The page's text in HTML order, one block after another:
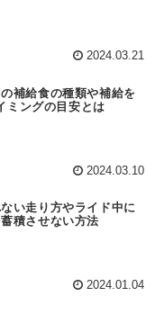
2024.03.21
補給食の種類や補給を
ミングの目安とは
2024.03.10
い走り方やライド中に
積させない方法
2024.01.04